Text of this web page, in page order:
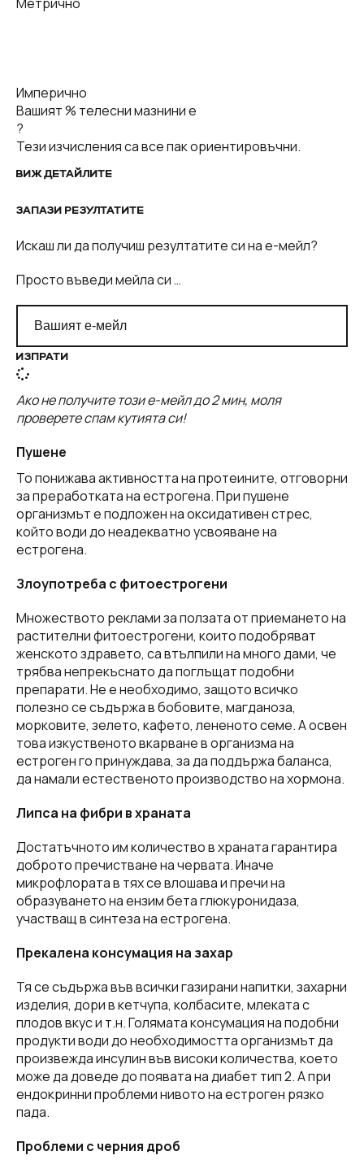
Имперично
Вашият % телесни мазнини е
?
Тези изчисления са все пак ориентировъчни.
ВИЖ ДЕТАЙЛИТЕ
ЗАПАЗИ РЕЗУЛТАТИТЕ
Искаш ли да получиш резултатите си на е-мейл?
Просто въведи мейла си …
ИЗПРАТИ
Ако не получите този е-мейл до 2 мин, моля
проверете спам кутията си!
Пушене
То понижава активността на протеините, отговорни
за преработката на естрогена. При пушене
организмът е подложен на оксидативен стрес,
който води до неадекватно усвояване на
естрогена.
Злоупотреба с фитоестрогени
Множеството реклами за ползата от приемането на
растителни фитоестрогени, които подобряват
женското здравето, са втълпили на много дами, че
трябва непрекъснато да поглъщат подобни
препарати. Не е необходимо, защото всичко
полезно се съдържа в бобовите, магданоза,
морковите, зелето, кафето, лененото семе. А освен
това изкуственото вкарване в организма на
естроген го принуждава, за да поддържа баланса,
да намали естественото производство на хормона.
Липса на фибри в храната
Достатъчното им количество в храната гарантира
доброто пречистване на червата. Иначе
микрофлората в тях се влошава и пречи на
образуването на ензим бета глюкуронидаза,
участващ в синтеза на естрогена.
Прекалена консумация на захар
Тя се съдържа във всички газирани напитки, захарни
изделия, дори в кетчупа, колбасите, млеката с
плодов вкус и т.н. Голямата консумация на подобни
продукти води до необходимостта организмът да
произвежда инсулин във високи количества, което
може да доведе до появата на диабет тип 2. А при
ендокринни проблеми нивото на естроген рязко
пада.
Проблеми с черния дроб